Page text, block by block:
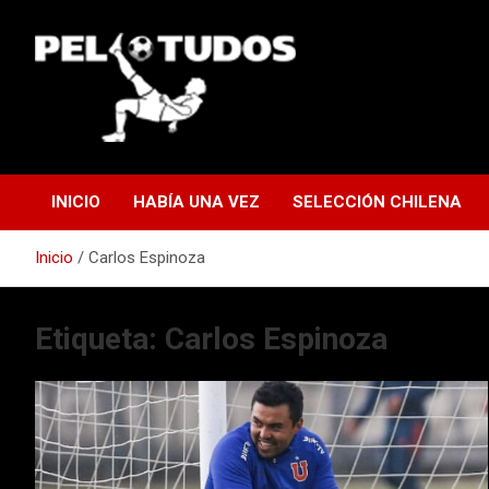
contenido
INICIO HABÍA UNA VEZ SELECCIÓN CHILENA
Inicio Carlos Espinoza
Etiqueta: Carlos Espinoza